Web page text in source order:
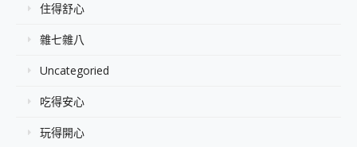
住得舒心
雜七雜八
Uncategoried
吃得安心
玩得開心